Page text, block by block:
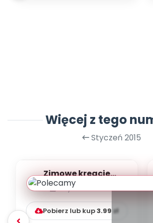
Więcej z tego
Styczeń 2015
Zimowe kreacje
plastyczne [prace
plastyczne]
styczeń 2015
Pobierz lub kup3.99 zł